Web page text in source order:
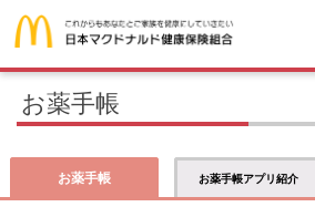
お薬手帳
お薬手帳 お薬手帳アプリ紹介